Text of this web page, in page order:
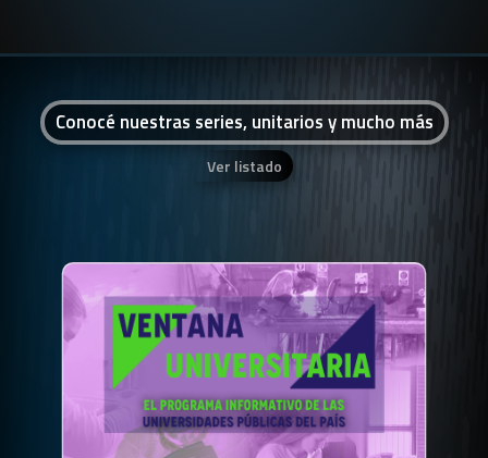
Conocé nuestras series, unitarios y mucho más
Ver listado